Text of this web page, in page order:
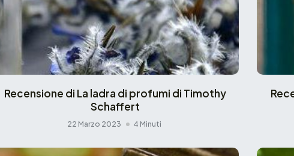
Recensione di La ladra di profumi di Timothy
Schaffert
22 Marzo 2023 4 Minuti